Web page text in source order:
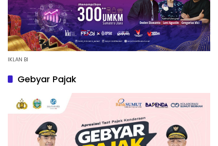
IKLAN BI
Gebyar Pajak